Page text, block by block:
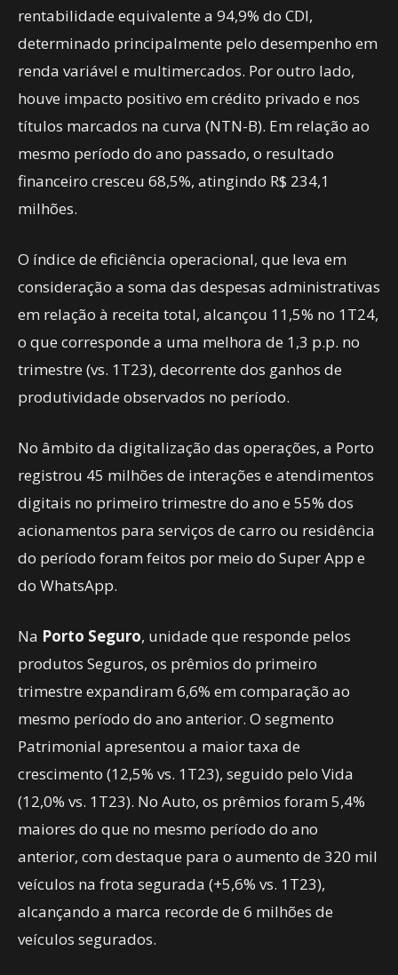
rentabilidade equivalente a 94,9% do CDI,
determinado principalmente pelo desempenho em
renda variável e multimercados. Por outro lado,
houve impacto positivo em crédito privado e nos
títulos marcados na curva (NTN-B). Em relação ao
mesmo período do ano passado, o resultado
financeiro cresceu 68,5%, atingindo R$ 234,1
milhões.
O índice de eficiência operacional, que leva em
consideração a soma das despesas administrativas
em relação à receita total, alcançou 11,5% no 1T24,
o que corresponde a uma melhora de 1,3 p.p. no
trimestre (vs. 1T23), decorrente dos ganhos de
produtividade observados no período.
No âmbito da digitalização das operações, a Porto
registrou 45 milhões de interações e atendimentos
digitais no primeiro trimestre do ano e 55% dos
acionamentos para serviços de carro ou residência
do período foram feitos por meio do Super App e
do WhatsApp.
Na Porto Seguro, unidade que responde pelos
produtos Seguros, os prêmios do primeiro
trimestre expandiram 6,6% em comparação ao
mesmo período do ano anterior. O segmento
Patrimonial apresentou a maior taxa de
crescimento (12,5% vs. 1T23), seguido pelo Vida
(12,0% vs. 1T23). No Auto, os prêmios foram 5,4%
maiores do que no mesmo período do ano
anterior, com destaque para o aumento de 320 mil
veículos na frota segurada (+5,6% vs. 1T23),
alcançando a marca recorde de 6 milhões de
veículos segurados.